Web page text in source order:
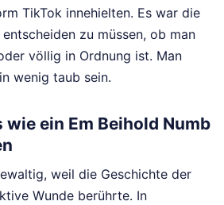
TikTok innehielten. Es war die
zu müssen, ob man
völlig in Ordnung ist. Man
wenig taub sein.
ein Em Beihold Numb
weil die Geschichte der
Wunde berührte. In